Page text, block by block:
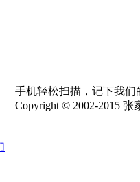
络，版权归原创者或公
手机轻松扫描，记下我们
Copyright © 2002-2015